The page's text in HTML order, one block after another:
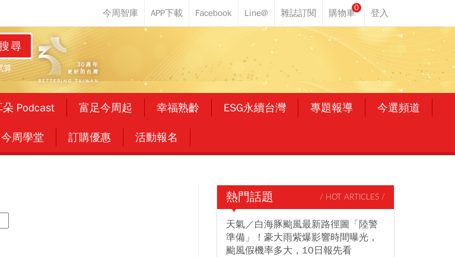
0
尋
算
Podcast 富足今周起 幸福熟齡 ESG永續台灣 專題報導 今選頻道
今周學堂 訂購優惠 活動報名
熱門話題 / HOT ARTICLES /
天氣／白海豚颱風最新路徑圖「陸警
準備」！豪大雨紫爆影響時間曝光，
颱風假機率多大，10日報先看